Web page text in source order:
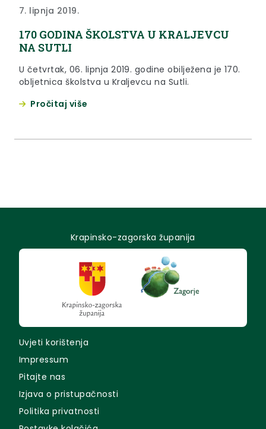
7. lipnja 2019.
170 GODINA ŠKOLSTVA U KRALJEVCU
NA SUTLI
U četvrtak, 06. lipnja 2019. godine obilježena je 170.
obljetnica školstva u Kraljevcu na Sutli.
Pročitaj više
Krapinsko-zagorska županija
Uvjeti korištenja
Impressum
Pitajte nas
Izjava o pristupačnosti
Politika privatnosti